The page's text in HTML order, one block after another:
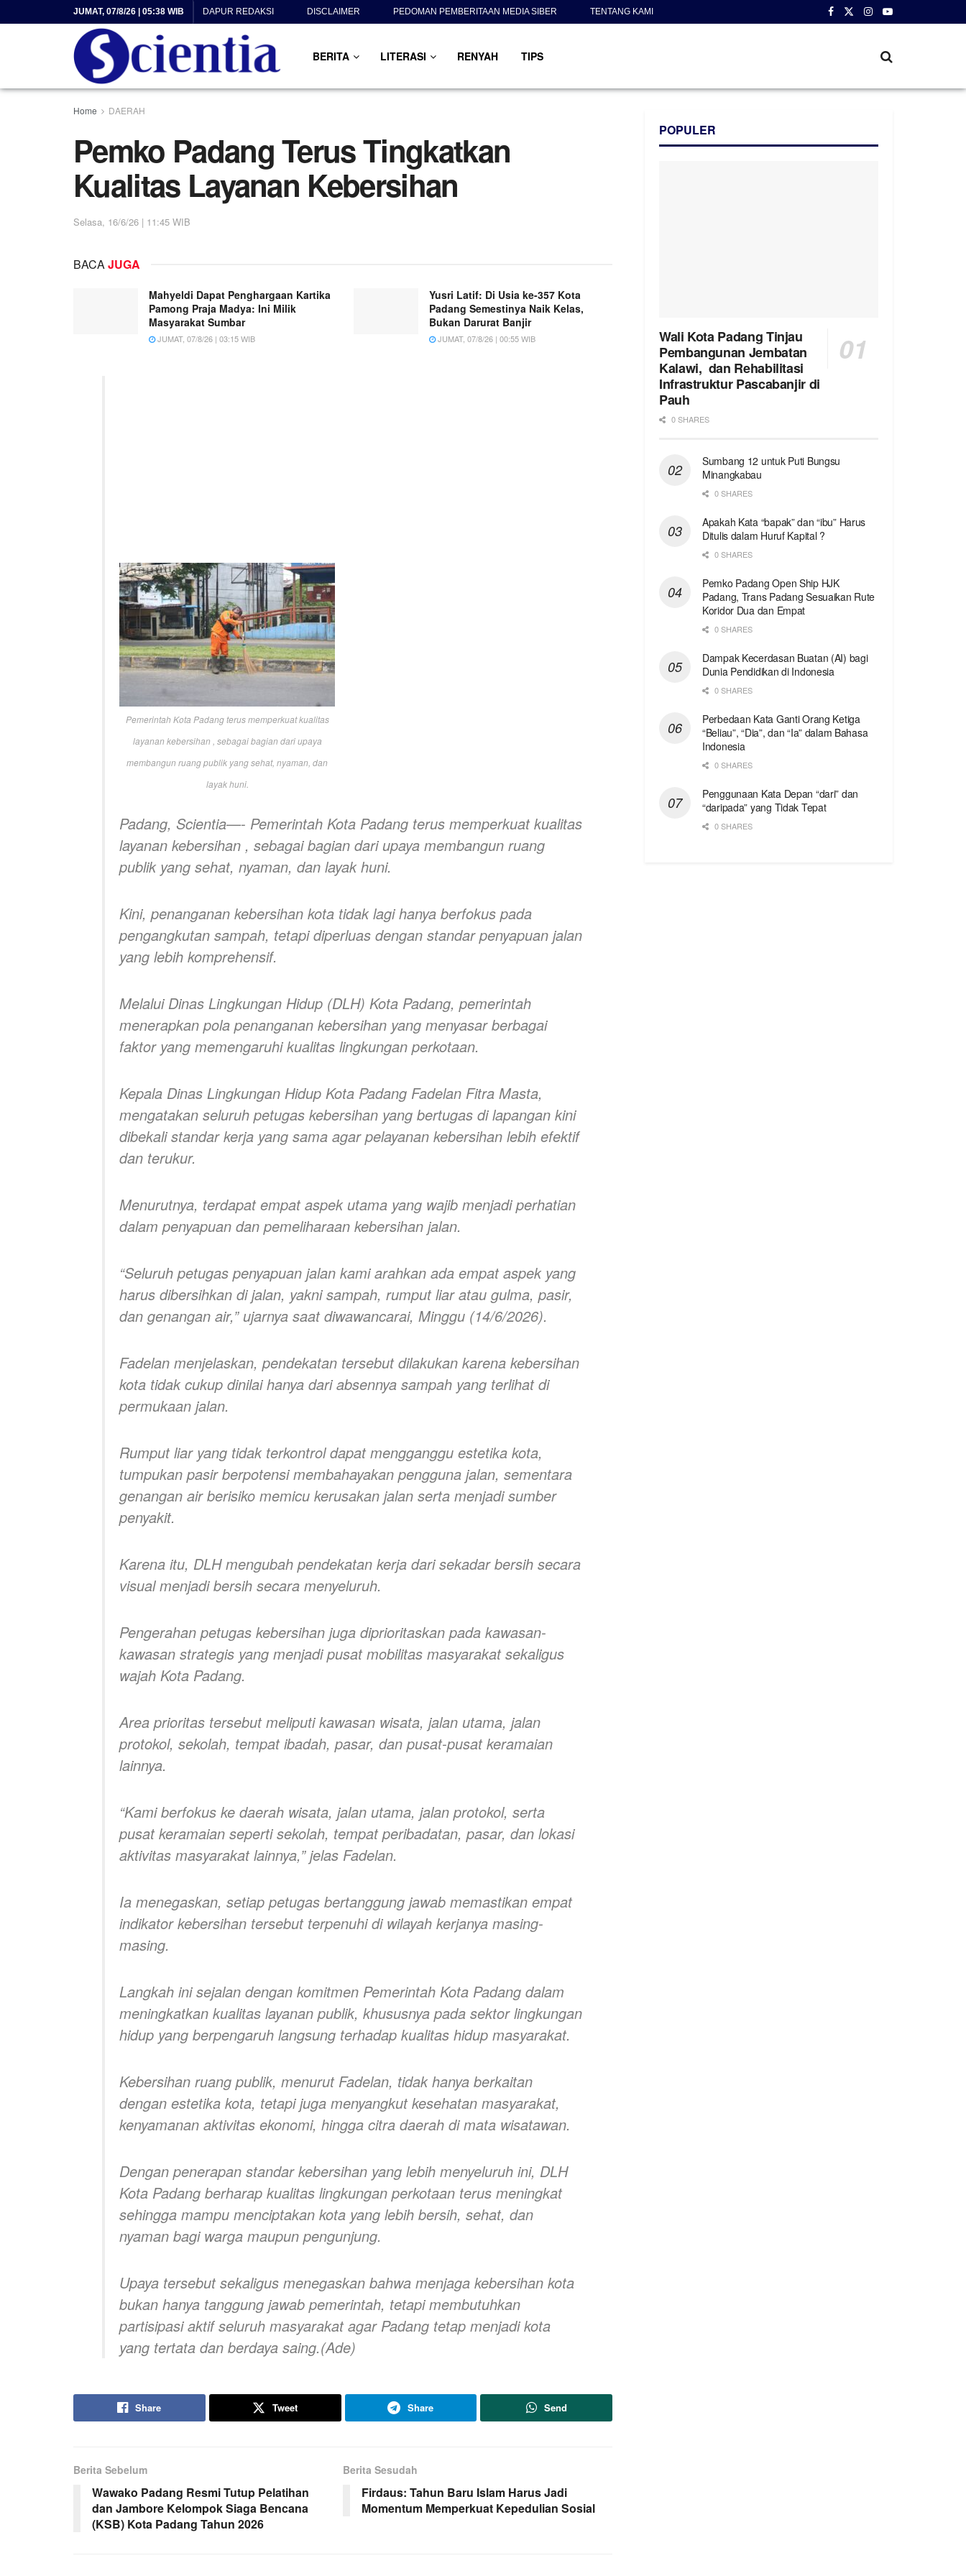
JUMAT, 07/8/26 | 05:38 WIB DAPUR REDAKSI DISCLAIMER PEDOMAN PEMBERITAAN MEDIA SIBER TENTANG KAMI
BERITA LITERASI RENYAH TIPS
Home DAERAH
Pemko Padang Terus Tingkatkan
Kualitas Layanan Kebersihan
Selasa, 16/6/26 | 11:45 WIB
BACAJUGA
Mahyeldi Dapat Penghargaan Kartika
Pamong Praja Madya: Ini Milik
Masyarakat Sumbar
JUMAT, 07/8/26 | 03:15 WIB
Yusri Latif: Di Usia ke-357 Kota
Padang Semestinya Naik Kelas,
Bukan Darurat Banjir
JUMAT, 07/8/26 | 00:55 WIB
Pemerintah Kota Padang terus memperkuat kualitas
layanan kebersihan , sebagai bagian dari upaya
membangun ruang publik yang sehat, nyaman, dan
layak huni.
Padang, Scientia—- Pemerintah Kota Padang terus memperkuat kualitas
layanan kebersihan , sebagai bagian dari upaya membangun ruang
publik yang sehat, nyaman, dan layak huni.
Kini, penanganan kebersihan kota tidak lagi hanya berfokus pada
pengangkutan sampah, tetapi diperluas dengan standar penyapuan jalan
yang lebih komprehensif.
Melalui Dinas Lingkungan Hidup (DLH) Kota Padang, pemerintah
menerapkan pola penanganan kebersihan yang menyasar berbagai
faktor yang memengaruhi kualitas lingkungan perkotaan.
Kepala Dinas Lingkungan Hidup Kota Padang Fadelan Fitra Masta,
mengatakan seluruh petugas kebersihan yang bertugas di lapangan kini
dibekali standar kerja yang sama agar pelayanan kebersihan lebih efektif
dan terukur.
Menurutnya, terdapat empat aspek utama yang wajib menjadi perhatian
dalam penyapuan dan pemeliharaan kebersihan jalan.
“Seluruh petugas penyapuan jalan kami arahkan ada empat aspek yang
harus dibersihkan di jalan, yakni sampah, rumput liar atau gulma, pasir,
dan genangan air,” ujarnya saat diwawancarai, Minggu (14/6/2026).
Fadelan menjelaskan, pendekatan tersebut dilakukan karena kebersihan
kota tidak cukup dinilai hanya dari absennya sampah yang terlihat di
permukaan jalan.
Rumput liar yang tidak terkontrol dapat mengganggu estetika kota,
tumpukan pasir berpotensi membahayakan pengguna jalan, sementara
genangan air berisiko memicu kerusakan jalan serta menjadi sumber
penyakit.
Karena itu, DLH mengubah pendekatan kerja dari sekadar bersih secara
visual menjadi bersih secara menyeluruh.
Pengerahan petugas kebersihan juga diprioritaskan pada kawasan-
kawasan strategis yang menjadi pusat mobilitas masyarakat sekaligus
wajah Kota Padang.
Area prioritas tersebut meliputi kawasan wisata, jalan utama, jalan
protokol, sekolah, tempat ibadah, pasar, dan pusat-pusat keramaian
lainnya.
“Kami berfokus ke daerah wisata, jalan utama, jalan protokol, serta
pusat keramaian seperti sekolah, tempat peribadatan, pasar, dan lokasi
aktivitas masyarakat lainnya,” jelas Fadelan.
Ia menegaskan, setiap petugas bertanggung jawab memastikan empat
indikator kebersihan tersebut terpenuhi di wilayah kerjanya masing-
masing.
Langkah ini sejalan dengan komitmen Pemerintah Kota Padang dalam
meningkatkan kualitas layanan publik, khususnya pada sektor lingkungan
hidup yang berpengaruh langsung terhadap kualitas hidup masyarakat.
Kebersihan ruang publik, menurut Fadelan, tidak hanya berkaitan
dengan estetika kota, tetapi juga menyangkut kesehatan masyarakat,
kenyamanan aktivitas ekonomi, hingga citra daerah di mata wisatawan.
Dengan penerapan standar kebersihan yang lebih menyeluruh ini, DLH
Kota Padang berharap kualitas lingkungan perkotaan terus meningkat
sehingga mampu menciptakan kota yang lebih bersih, sehat, dan
nyaman bagi warga maupun pengunjung.
Upaya tersebut sekaligus menegaskan bahwa menjaga kebersihan kota
bukan hanya tanggung jawab pemerintah, tetapi membutuhkan
partisipasi aktif seluruh masyarakat agar Padang tetap menjadi kota
yang tertata dan berdaya saing.(Ade)
Share Tweet Share Send
Berita Sebelum
Wawako Padang Resmi Tutup Pelatihan
dan Jambore Kelompok Siaga Bencana
(KSB) Kota Padang Tahun 2026
Berita Sesudah
Firdaus: Tahun Baru Islam Harus Jadi
Momentum Memperkuat Kepedulian Sosial
POPULER
Wali Kota Padang Tinjau
Pembangunan Jembatan
Kalawi, dan Rehabilitasi
Infrastruktur Pascabanjir di
Pauh
0 SHARES
Sumbang 12 untuk Puti Bungsu
Minangkabau
0 SHARES
Apakah Kata “bapak” dan “ibu” Harus
Ditulis dalam Huruf Kapital ?
0 SHARES
Pemko Padang Open Ship HJK
Padang, Trans Padang Sesuaikan Rute
Koridor Dua dan Empat
0 SHARES
Dampak Kecerdasan Buatan (AI) bagi
Dunia Pendidikan di Indonesia
0 SHARES
Perbedaan Kata Ganti Orang Ketiga
“Beliau”, “Dia”, dan “Ia” dalam Bahasa
Indonesia
0 SHARES
Penggunaan Kata Depan “dari” dan
“daripada” yang Tidak Tepat
0 SHARES